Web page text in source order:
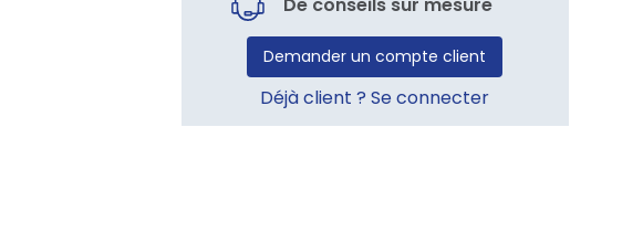
Demander un compte client
Déjà client ? Se connecter